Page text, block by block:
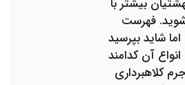
بیشتر با
شوید. فهرست
شاید بپرسید
آن کدامند
کلاهبرداری